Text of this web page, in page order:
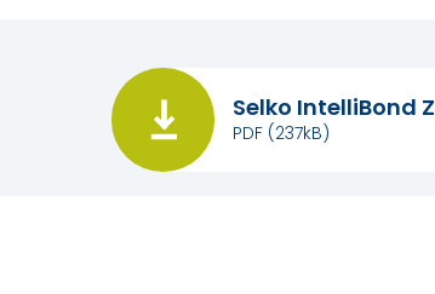
Selko IntelliBond Z
PDF (237kB)